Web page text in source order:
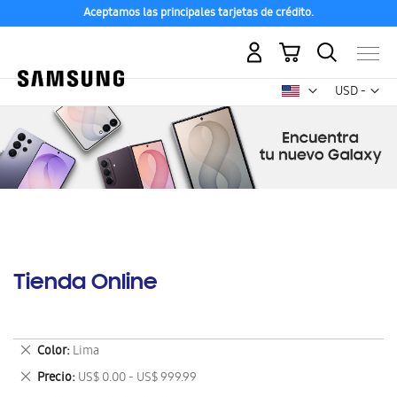
Aceptamos las principales tarjetas de crédito.
USD -
dólar
Mi carrito
Tienda Online
Color Lima
Eliminar
este
artículo
Precio US$ 0.00 - US$ 999.99
Eliminar